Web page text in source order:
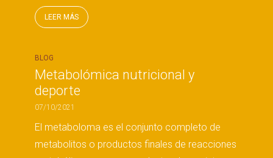
LEER MÁS
BLOG
Metabolómica nutricional y
deporte
07/10/2021
El metaboloma es el conjunto completo de
metabolitos o productos finales de reacciones